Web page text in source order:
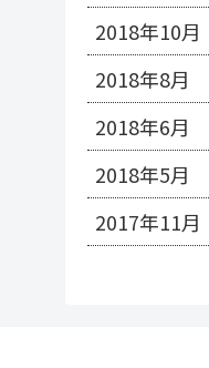
2018年10月
2018年8月
2018年6月
2018年5月
2017年11月